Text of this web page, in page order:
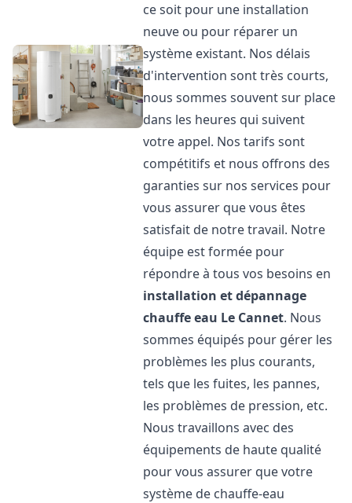
ce soit pour une installation
neuve ou pour réparer un
système existant. Nos délais
d'intervention sont très courts,
nous sommes souvent sur place
dans les heures qui suivent
votre appel. Nos tarifs sont
compétitifs et nous offrons des
garanties sur nos services pour
vous assurer que vous êtes
satisfait de notre travail. Notre
équipe est formée pour
répondre à tous vos besoins en
installation et dépannage
chauffe eau Le Cannet. Nous
sommes équipés pour gérer les
problèmes les plus courants,
tels que les fuites, les pannes,
les problèmes de pression, etc.
Nous travaillons avec des
équipements de haute qualité
pour vous assurer que votre
système de chauffe-eau